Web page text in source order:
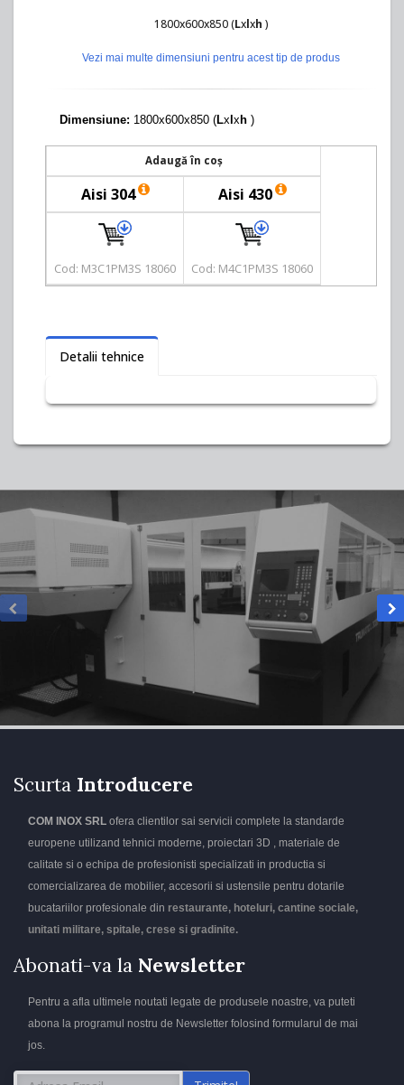
1800x600x850 (Lxlxh )
Vezi mai multe dimensiuni pentru acest tip de produs
Dimensiune: 1800x600x850 (Lx xh )
Adaugă în coș
Aisi 304 Aisi 430
Cod: M3C1PM3S 18060 Cod: M4C1PM3S 18060
Detalii tehnice
Scurta Introducere
COM INOX SRL ofera clientilor sai servicii complete la standarde
europene utilizand tehnici moderne, proiectari 3D , materiale de
calitate si o echipa de profesionisti specializati in productia si
comercializarea de mobilier, accesorii si ustensile pentru dotarile
bucatariilor profesionale din restaurante, hoteluri, cantine sociale,
unitati militare, spitale, crese si gradinite.
Abonati-va la Newsletter
Pentru a afla ultimele noutati legate de produsele noastre, va puteti
abona la programul nostru de Newsletter folosind formularul de mai
jos.